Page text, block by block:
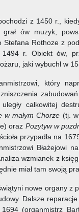
z 1450 r.,
ów muzyk,
Stefana Rothoze z
r. Obiekt ów,
jaki wybuchł w
który
zabudowań
całkowitej
w małym Chorze (tj.
oraz Pozytyw w
przypadła na
Błażejowi
wzmianek z
miał tam swoją
nowe organy z
Dalsze reparacje
(organmistrz